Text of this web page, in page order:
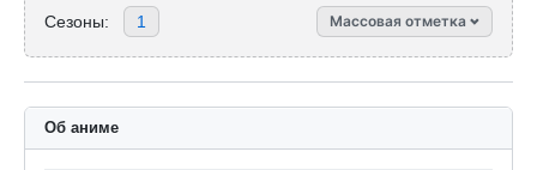
Сезоны: 1 Массовая отметка
Об аниме